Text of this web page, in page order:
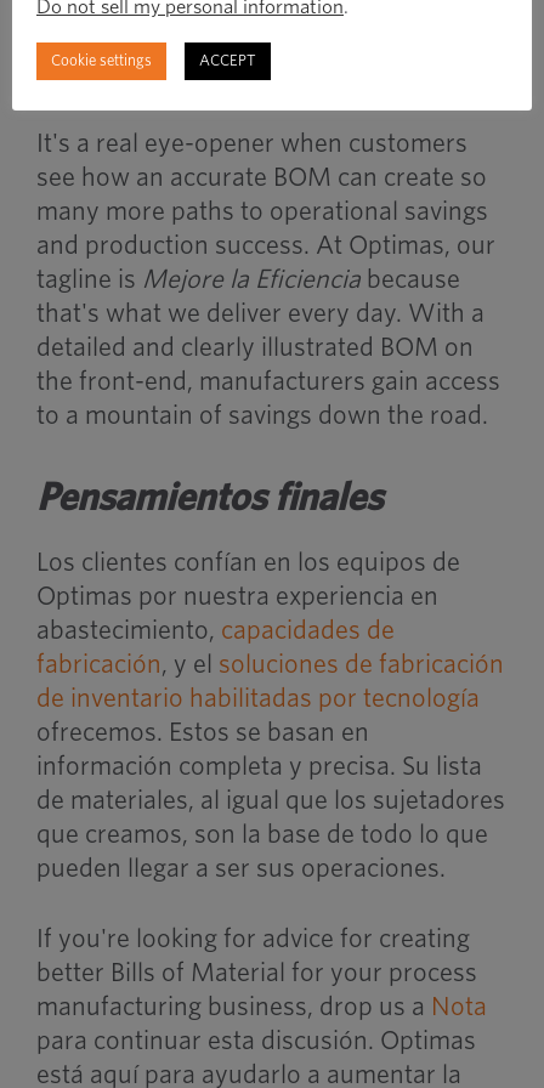
Ofrecer opciones de rediseño y soluciones a
los desafíos actuales
It's a real eye-opener when customers
see how an accurate BOM can create so
many more paths to operational savings
and production success. At Optimas, our
tagline is Mejore la Eficienciabecause
that's what we deliver every day. With a
detailed and clearly illustrated BOM on
the front-end, manufacturers gain access
to a mountain of savings down the road.
Pensamientos finales
Los clientes confían en los equipos de
Optimas por nuestra experiencia en
abastecimiento, capacidades de
fabricación, y el soluciones de fabricación
de inventario habilitadas por tecnología
ofrecemos. Estos se basan en
información completa y precisa. Su lista
de materiales, al igual que los sujetadores
que creamos, son la base de todo lo que
pueden llegar a ser sus operaciones.
If you're looking for advice for creating
better Bills of Material for your process
manufacturing business, drop us a Nota
para continuar esta discusión. Optimas
está aquí para ayudarlo a aumentar la
Do not sell my personal information.
Cookie settings ACCEPT